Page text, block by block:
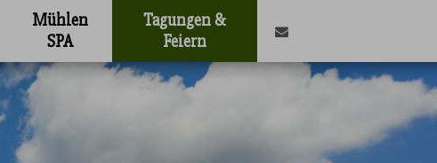
Mühlen
SPA
Tagungen &
Feiern